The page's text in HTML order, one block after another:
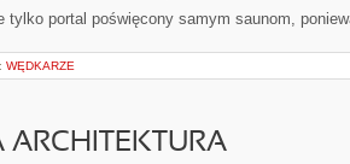
tylko portal poświęcony samym saunom,
WĘDKARZE
ARCHITEKTURA